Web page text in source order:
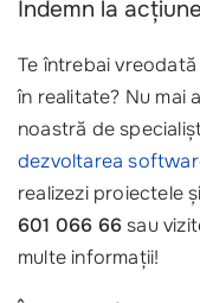
Indemn la acțiune
Te întrebai
în realitate? Nu mai
noastră de
dezvoltarea
realizezi proiectele
601 066 66sau
multe informații!